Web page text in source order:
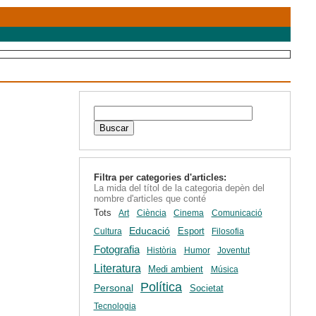
Filtra per categories d'articles:
La mida del títol de la categoria depèn del
nombre d'articles que conté
Tots
Art Ciència Cinema
Comunicació
Cultura
Educació Esport Filosofia
Fotografia Història Humor Joventut
Literatura Medi ambient Música
Personal Política Societat
Tecnologia